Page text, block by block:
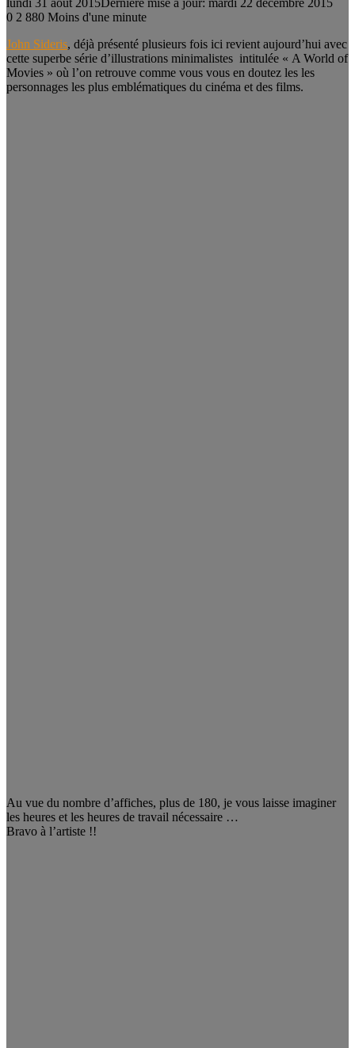
0 2 880 Moins d'une minute
John Sideris, déjà présenté plusieurs fois ici revient aujourd’hui avec
cette superbe série d’illustrations minimalistes intitulée « A World of
Movies » où l’on retrouve comme vous vous en doutez les les
personnages les plus emblématiques du cinéma et des films.
Au vue du nombre d’affiches, plus de 180, je vous laisse imaginer
les heures et les heures de travail nécessaire …
Bravo à l’artiste !!